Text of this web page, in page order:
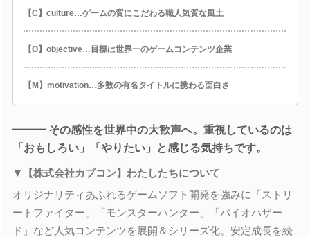
【C】culture…ゲームの質にこだわる職人気質な風土
【O】objective…目標は世界一のゲームコンテンツ企業
【M】motivation…多数の有名タイトルに携わる面白さ
━━━ その感性を世界中の大歓声へ。重視しているのは
「おもしろい」「やりたい」と感じる気持ちです。
▼【株式会社カプコン】わたしたちについて
オリジナリティあふれるゲームソフト開発を強みに「ストリ
ートファイター」「モンスターハンター」「バイオハザー
ド」など人気コンテンツを展開＆シリーズ化。安定成長を続